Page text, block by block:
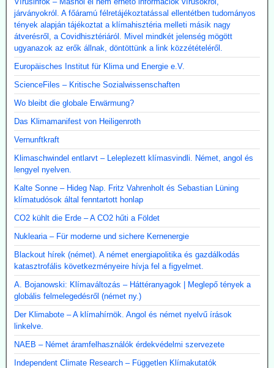
járványokról. A főáramú félretájékoztatással ellentétben tudományos
tények alapján tájékoztat a klímahisztéria melleti másik nagy
átverésről, a Covidhisztériáról. Mivel mindkét jelenség mögött
ugyanazok az erők állnak, döntöttünk a link közzétételéről.
Europäisches Institut für Klima und Energie e.V.
ScienceFiles – Kritische Sozialwissenschaften
Wo bleibt die globale Erwärmung?
Das Klimamanifest von Heiligenroth
Vernunftkraft
Klimaschwindel entlarvt – Leleplezett klímasvindli. Német, angol és
lengyel nyelven.
Kalte Sonne – Hideg Nap. Fritz Vahrenholt és Sebastian Lüning
klímatudósok által fenntartott honlap
CO2 kühlt die Erde – A CO2 hűti a Földet
Nuklearia – Für moderne und sichere Kernenergie
Blackout hírek (német). A német energiapolitika és gazdálkodás
katasztrofális következményeire hívja fel a figyelmet.
A. Bojanowski: Klímaváltozás – Háttéranyagok | Meglepő tények a
globális felmelegedésről (német ny.)
Der Klimabote – A klímahírnök. Angol és német nyelvű írások
linkelve.
NAEB – Német áramfelhasználók érdekvédelmi szervezete
Independent Climate Research – Független Klímakutatók